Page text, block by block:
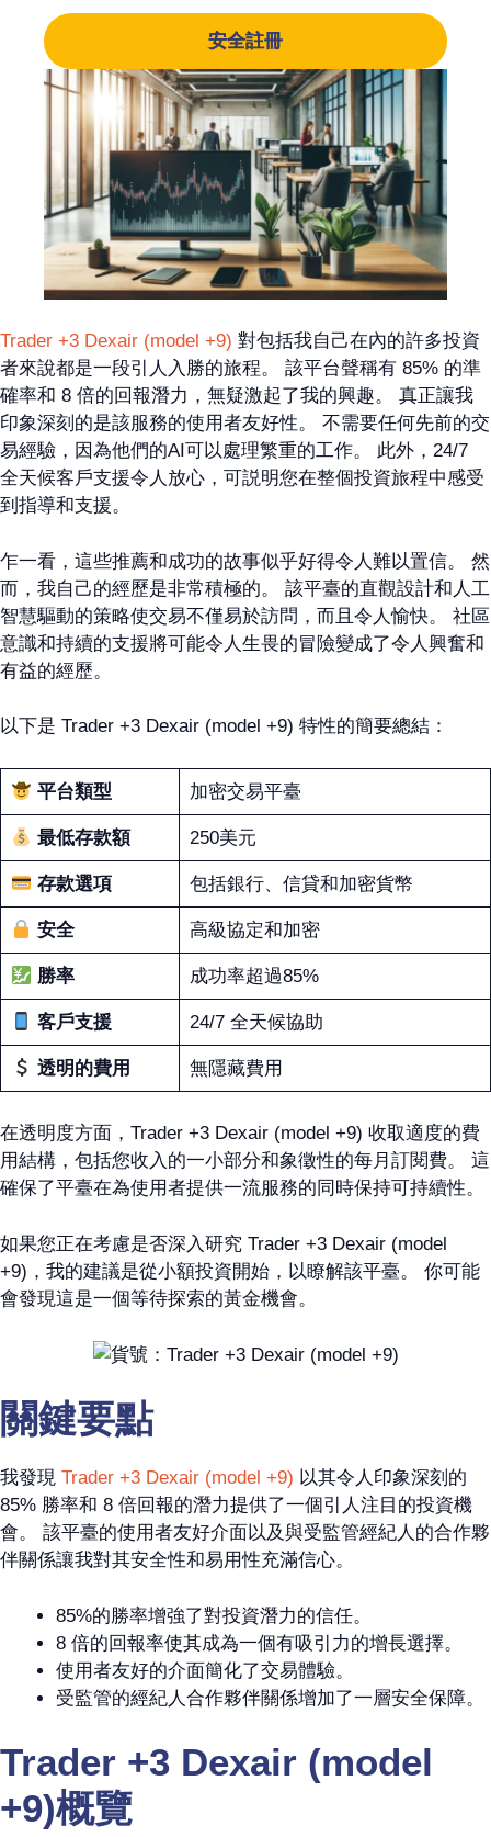
安全註冊
Trader +3 Dexair (model +9) 對包括我自己在內的許多投資
者來說都是一段引人入勝的旅程。 該平台聲稱有 85% 的準
確率和 8 倍的回報潛力，無疑激起了我的興趣。 真正讓我
印象深刻的是該服務的使用者友好性。 不需要任何先前的交
易經驗，因為他們的AI可以處理繁重的工作。 此外，24/7
全天候客戶支援令人放心，可説明您在整個投資旅程中感受
到指導和支援。
乍一看，這些推薦和成功的故事似乎好得令人難以置信。 然
而，我自己的經歷是非常積極的。 該平臺的直觀設計和人工
智慧驅動的策略使交易不僅易於訪問，而且令人愉快。 社區
意識和持續的支援將可能令人生畏的冒險變成了令人興奮和
有益的經歷。
以下是 Trader +3 Dexair (model +9) 特性的簡要總結：
平台類型 加密交易平臺
最低存款額 250美元
存款選項 包括銀行、信貸和加密貨幣
安全 高級協定和加密
勝率 成功率超過85%
客戶支援 24/7 全天候協助
透明的費用 無隱藏費用
在透明度方面，Trader +3 Dexair (model +9) 收取適度的費
用結構，包括您收入的一小部分和象徵性的每月訂閱費。 這
確保了平臺在為使用者提供一流服務的同時保持可持續性。
如果您正在考慮是否深入研究 Trader +3 Dexair (model
+9)，我的建議是從小額投資開始，以瞭解該平臺。 你可能
會發現這是一個等待探索的黃金機會。
關鍵要點
我發現 Trader +3 Dexair (model +9) 以其令人印象深刻的
85% 勝率和 8 倍回報的潛力提供了一個引人注目的投資機
會。 該平臺的使用者友好介面以及與受監管經紀人的合作夥
伴關係讓我對其安全性和易用性充滿信心。
85%的勝率增強了對投資潛力的信任。
8 倍的回報率使其成為一個有吸引力的增長選擇。
使用者友好的介面簡化了交易體驗。
受監管的經紀人合作夥伴關係增加了一層安全保障。
Trader +3 Dexair (model
+9)概覽